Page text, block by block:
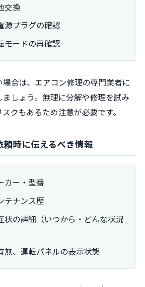
交換
源プラグの確認
モードの再確認
合は、エアコン修理の専門業者に
しょう。無理に分解や修理を試み
クもあるため注意が必要です。
頼時に伝えるべき情報
カー・型番
テナンス歴
状の詳細（いつから・どんな状況
無、運転パネルの表示状態